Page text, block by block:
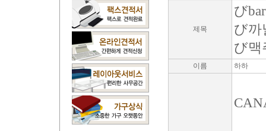
제목
び
び까
び맥
이름 하하